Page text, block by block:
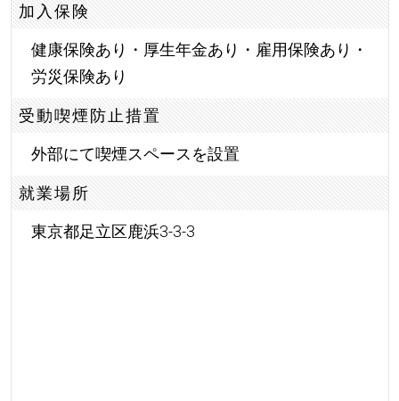
加入保険
健康保険あり・厚生年金あり・雇用保険あり・
労災保険あり
受動喫煙防止措置
外部にて喫煙スペースを設置
就業場所
東京都足立区鹿浜3-3-3